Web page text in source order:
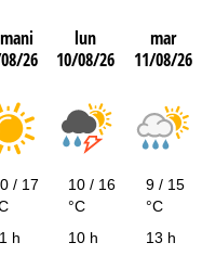
26
lun
10/08/26
mar
11/08/26
/ 17
10 / 16
°C
9 / 15
°C
h 10 h 13 h